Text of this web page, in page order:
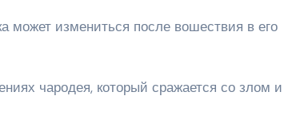
может измениться после вошествия в его
чародея, который сражается со злом и